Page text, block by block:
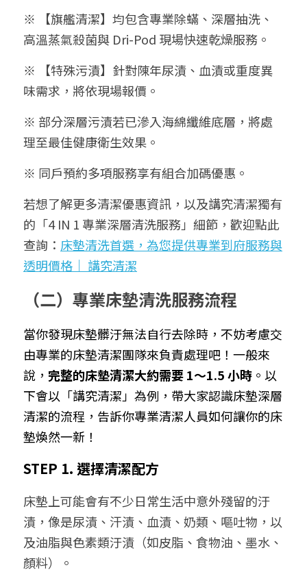
※ 【旗艦清潔】均包含專業除蟎、深層抽洗、
高溫蒸氣殺菌與 Dri-Pod 現場快速乾燥服務。
※ 【特殊污漬】針對陳年尿漬、血漬或重度異
味需求，將依現場報價。
※ 部分深層污漬若已滲入海綿纖維底層，將處
理至最佳健康衛生效果。
※ 同戶預約多項服務享有組合加碼優惠。
若想了解更多清潔優惠資訊，以及講究清潔獨有
的「4 IN 1 專業深層清洗服務」細節，歡迎點此
查詢： 床墊清洗首選，為您提供專業到府服務與
透明價格｜ 講究清潔
（二）專業床墊清洗服務流程
當你發現床墊髒汙無法自行去除時，不妨考慮交
由專業的床墊清潔團隊來負責處理吧！一般來
說， 完整的床墊清潔大約需要 1～1.5 小時 。以
下會以「講究清潔」為例，帶大家認識床墊深層
清潔的流程，告訴你專業清潔人員如何讓你的床
墊煥然一新！
STEP 1. 選擇清潔配方
床墊上可能會有不少日常生活中意外殘留的汙
漬，像是尿漬、汗漬、血漬、奶類、嘔吐物，以
及油脂與色素類汙漬（如皮脂、食物油、墨水、
顏料）。